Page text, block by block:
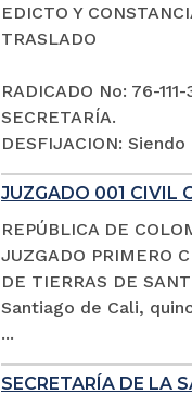
EDICTO Y
TRASLADO
RADICADO No: 76-
SECRETARÍA.
DESFIJACION: Siendo
JUZGADO 001 CIVIL
REPÚBLICA DE
JUZGADO PRIMERO
DE TIERRAS DE
Santiago de Cali,
...
SECRETARÍA DE LA